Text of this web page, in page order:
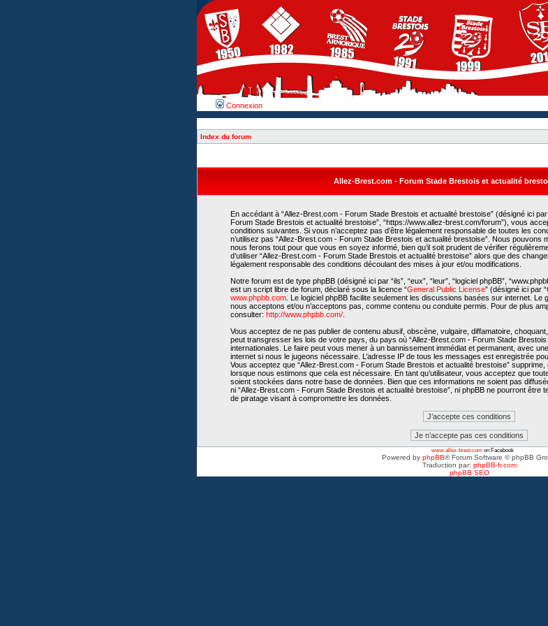
Connexion
Index du forum
Allez-Brest.com - Forum Stade Brestois et actualité
En accédant à “Allez-Brest.com - Forum Stade Brestois et actualité brestoise” (désigné ici par
Forum Stade Brestois et actualité brestoise”, “https://www.allez-brest.com/forum”), vous
conditions suivantes. Si vous n’acceptez pas d’être légalement responsable de toutes les
n’utilisez pas “Allez-Brest.com - Forum Stade Brestois et actualité brestoise”. Nous pouvons
nous ferons tout pour que vous en soyez informé, bien qu’il soit prudent de vérifier
d’utiliser “Allez-Brest.com - Forum Stade Brestois et actualité brestoise” alors que des
légalement responsable des conditions découlant des mises à jour et/ou modifications.
Notre forum est de type phpBB (désigné ici par “ils”, “eux”, “leur”, “logiciel phpBB”,
est un script libre de forum, déclaré sous la licence “General Public License” (désigné ici par
www.phpbb.com. Le logiciel phpBB facilite seulement les discussions basées sur internet. Le
nous acceptons et/ou n’acceptons pas, comme contenu ou conduite permis. Pour de plus
consulter: http://www.phpbb.com/.
Vous acceptez de ne pas publier de contenu abusif, obscène, vulgaire, diffamatoire,
peut transgresser les lois de votre pays, du pays où “Allez-Brest.com - Forum Stade
internationales. Le faire peut vous mener à un bannissement immédiat et permanent, avec
internet si nous le jugeons nécessaire. L’adresse IP de tous les messages est enregistrée
Vous acceptez que “Allez-Brest.com - Forum Stade Brestois et actualité brestoise” supprime,
lorsque nous estimons que cela est nécessaire. En tant qu’utilisateur, vous acceptez que
soient stockées dans notre base de données. Bien que ces informations ne soient pas
ni “Allez-Brest.com - Forum Stade Brestois et actualité brestoise”, ni phpBB ne pourront être
de piratage visant à compromettre les données.
www.allez-brest.com on Facebook
Powered by phpBB® Forum Software © phpBB
Traduction par: phpBB-fr.com
phpBB SEO